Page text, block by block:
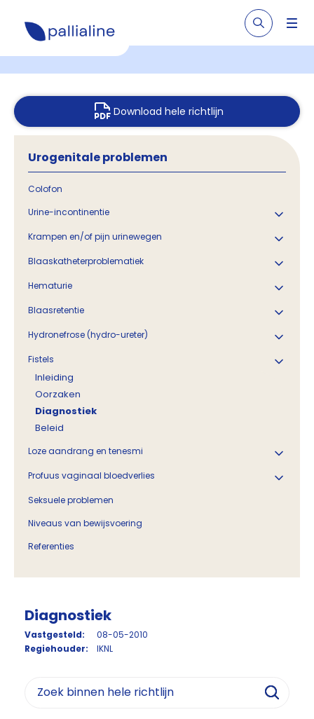
Download hele richtlijn
Urogenitale problemen
Colofon
Urine-incontinentie
Krampen en/of pijn urinewegen
Blaaskatheterproblematiek
Hematurie
Blaasretentie
Hydronefrose (hydro-ureter)
Fistels
Inleiding
Oorzaken
Diagnostiek
Beleid
Loze aandrang en tenesmi
Profuus vaginaal bloedverlies
Seksuele problemen
Niveaus van bewijsvoering
Referenties
Diagnostiek
Vastgesteld:
08-05-2010
Regiehouder:
IKNL